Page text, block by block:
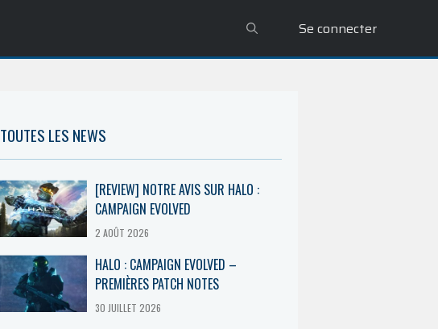
Se connecter
TOUTES LES NEWS
[REVIEW] NOTRE AVIS SUR HALO :
CAMPAIGN EVOLVED
2 AOÛT 2026
HALO : CAMPAIGN EVOLVED –
PREMIÈRES PATCH NOTES
30 JUILLET 2026